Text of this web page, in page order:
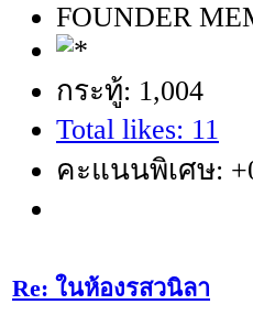
FOUNDER
กระทู้: 1,004
Total likes: 11
คะแนนพิเศษ:
Re: ในห้องรสวนิลา